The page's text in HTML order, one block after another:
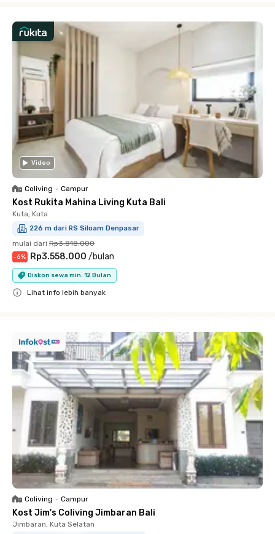
Video
Coliving • Campur
Kost Rukita Mahina Living Kuta Bali
Kuta, Kuta
226 m dari RS Siloam Denpasar
mulai dari Rp3.818.000
-6% Rp3.558.000 /bulan
Diskon sewa min. 12 Bulan
Lihat info lebih banyak
Coliving • Campur
Kost Jim's Coliving Jimbaran Bali
Jimbaran, Kuta Selatan